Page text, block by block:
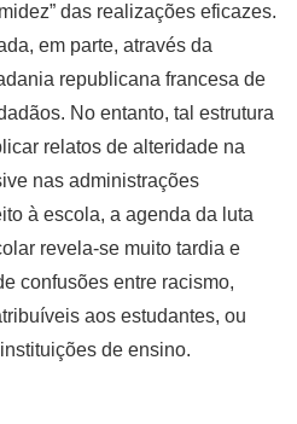
das realizações eficazes.
em parte, através da
republicana francesa de
No entanto, tal estrutura
relatos de alteridade na
nas administrações
à escola, a agenda da luta
revela-se muito tardia e
confusões entre racismo,
aos estudantes, ou
de ensino.